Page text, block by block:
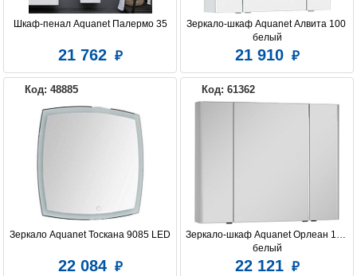
Шкаф-пенал Aquanet Палермо 35
21 762
Зеркало-шкаф Aquanet Алвита 100
белый
21 910
Код: 48885
Зеркало Aquanet Тоскана 9085 LED
22 084
Код: 61362
Зеркало-шкаф Aquanet Орлеан 105
белый
22 121